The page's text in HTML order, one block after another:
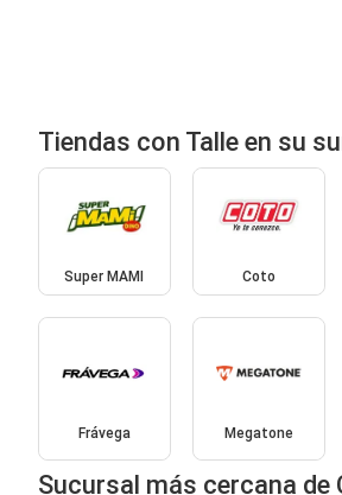
Tiendas con Talle en su
Super MAMI Coto
Frávega Megatone
Sucursal más cercana de